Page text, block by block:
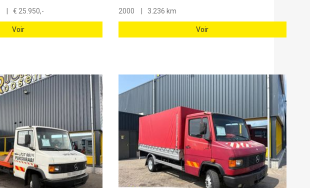
€ 25.950,-
Voir
2000 3.236 km
Voir